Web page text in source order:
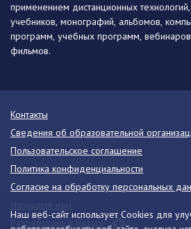
Наш веб-сайт использует Cookies для
применением дистанционных технологий,
учебников, монографий, альбомов,
программ, учебных программ,
фильмов.
Контакты
Сведения об образовательной
Пользовательское соглашение
Политика конфиденциальности
Согласие на обработку персональных
Разработано в Victory